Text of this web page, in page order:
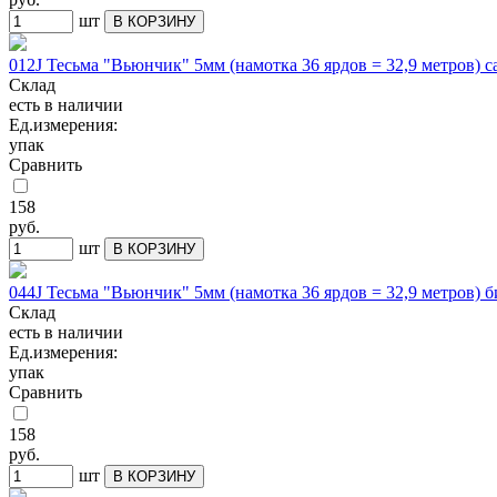
шт
В КОРЗИНУ
012J Тесьма "Вьюнчик" 5мм (намотка 36 ярдов = 32,9 метров)
Склад
есть в наличии
Ед.измерения:
упак
Сравнить
158
руб.
шт
В КОРЗИНУ
044J Тесьма "Вьюнчик" 5мм (намотка 36 ярдов = 32,9 метров)
Склад
есть в наличии
Ед.измерения:
упак
Сравнить
158
руб.
шт
В КОРЗИНУ